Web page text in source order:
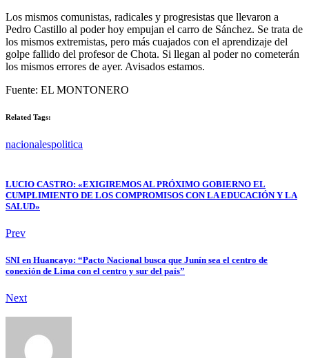
Los mismos comunistas, radicales y progresistas que llevaron a
Pedro Castillo al poder hoy empujan el carro de Sánchez. Se trata de
los mismos extremistas, pero más cuajados con el aprendizaje del
golpe fallido del profesor de Chota. Si llegan al poder no cometerán
los mismos errores de ayer. Avisados estamos.
Fuente: EL MONTONERO
Related Tags:
nacionalespolitica
LUCIO CASTRO: «EXIGIREMOS AL PRÓXIMO GOBIERNO EL
CUMPLIMIENTO DE LOS COMPROMISOS CON LA EDUCACIÓN Y LA
SALUD»
Prev
SNI en Huancayo: “Pacto Nacional busca que Junín sea el centro de
conexión de Lima con el centro y sur del país”
Next